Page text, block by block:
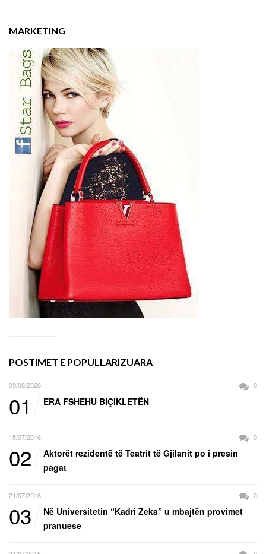
MARKETING
POSTIMET E POPULLARIZUARA
09/08/2026 0
01 ERA FSHEHU BIÇIKLETËN
15/07/2016 0
02
Aktorët rezidentë të Teatrit të Gjilanit po i presin
pagat
21/07/2016 0
03
Në Universitetin “Kadri Zeka” u mbajtën provimet
pranuese